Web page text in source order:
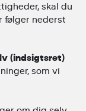
skal du
følger nederst
(indsigtsret)
som vi